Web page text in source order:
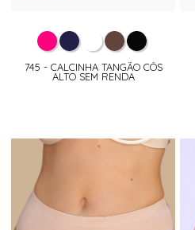
745 - CALCINHA TANGÃO CÓS
ALTO SEM RENDA